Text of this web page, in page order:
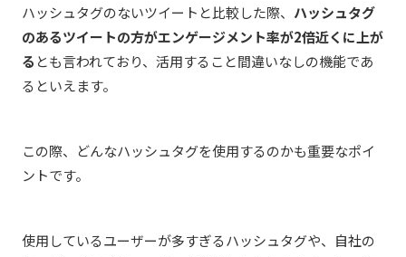
ハッシュタグのないツイートと比較した際、 ハッシュタグ
のあるツイートの方がエンゲージメント率が2倍近くに上が
る とも言われており、活用すること間違いなしの機能であ
るといえます。
この際、どんなハッシュタグを使用するのかも重要なポイ
ントです。
使用しているユーザーが多すぎるハッシュタグや、自社の